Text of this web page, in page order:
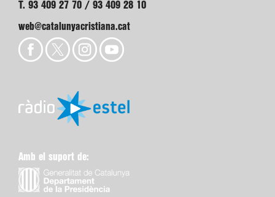
T. 93 409 27 70 / 93 409 28 10
web@catalunyacristiana.cat
Amb el suport de: